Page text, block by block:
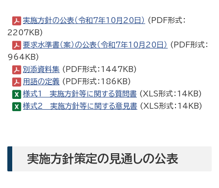
実施方針の公表（令和7年10月20日） (PDF形式：
2207KB)
要求水準書（案）の公表（令和7年10月20日） (PDF形式：
964KB)
別添資料集 (PDF形式：1447KB)
用語の定義 (PDF形式：186KB)
様式1 実施方針等に関する質問書 (XLS形式：14KB)
様式2 実施方針等に関する意見書 (XLS形式：14KB)
実施方針策定の見通しの公表